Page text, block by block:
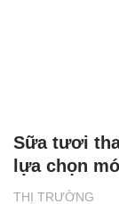
THỊ TRƯỜNG
Sữa tươi
lựa chọn